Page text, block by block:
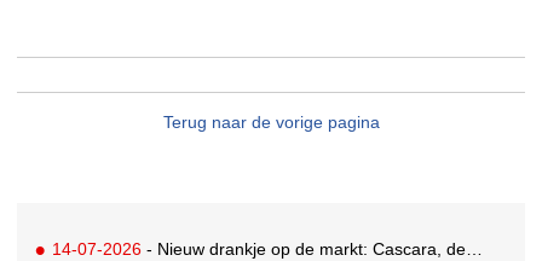
Terug naar de vorige pagina
14-07-2026 - Nieuw drankje op de markt: Cascara, de zelfbenoemde gezonde vervanging voor derde kop koffie